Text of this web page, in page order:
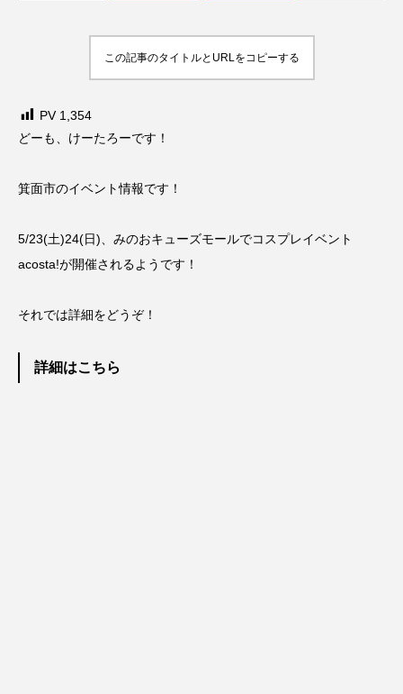
この記事のタイトルとURLをコピーする
PV 1,354
どーも、けーたろーです！
箕面市のイベント情報です！
5/23(土)24(日)、みのおキューズモールでコスプレイベント
acosta!が開催されるようです！
それでは詳細をどうぞ！
詳細はこちら